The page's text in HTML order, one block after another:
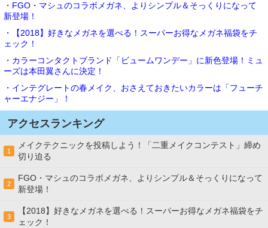
・FGO・マシュのコラボメガネ、よりシンプル＆そっくりになって
新登場！
・【2018】好きなメガネを選べる！スーパーお得なメガネ福袋をチ
ェック！
・カラーコンタクトブランド「ビュームワンデー」に新色登場！ミュ
ーズは本田翼さんに決定！
・インテグレートの春メイク、おさえておきたいカラーは「フューチ
ャーエナジー」！
アクセスランキング
1
メイクテクニックを投稿しよう！「二重メイクコンテスト」締め
切り迫る
2
FGO・マシュのコラボメガネ、よりシンプル＆そっくりになって
新登場！
3
【2018】好きなメガネを選べる！スーパーお得なメガネ福袋をチ
ェック！